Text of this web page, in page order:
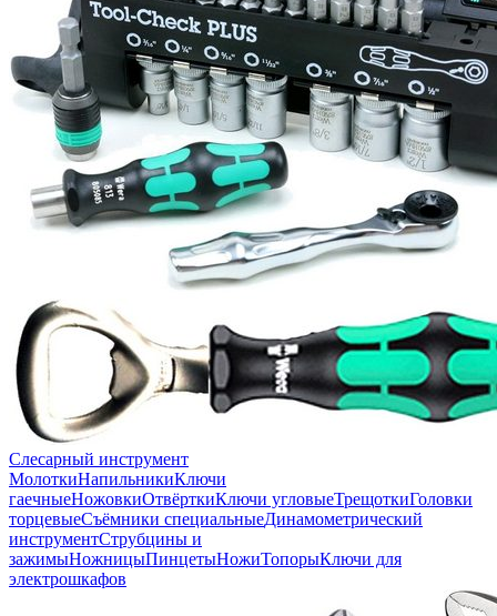
Слесарный инструмент
МолоткиНапильникиКлючи
гаечныеНожовкиОтвёрткиКлючи угловыеТрещоткиГоловки
торцевыеСъёмники специальныеДинамометрический
инструментСтрубцины и
зажимыНожницыПинцетыНожиТопорыКлючи для
электрошкафов